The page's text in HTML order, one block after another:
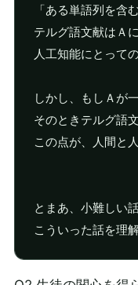
「ある単語列を含
テルグ語文献はＡ
人工知能にとって
しかし、もしＡが
そのときテルグ語
この点が、人間と
とまあ、小難しい